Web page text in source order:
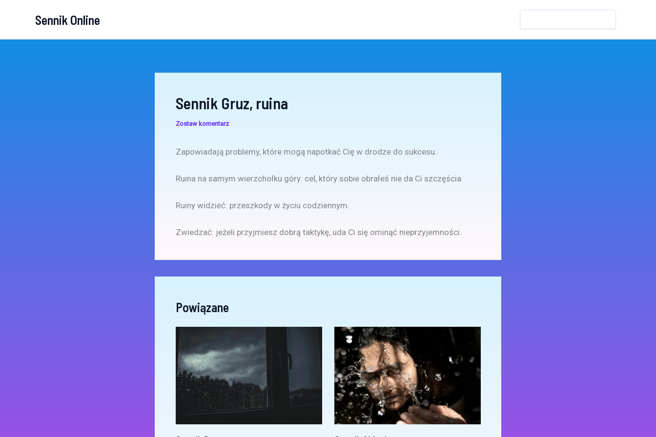
Sennik Online
Sennik Gruz, ruina
Zostaw komentarz
Zapowiadają problemy, które mogą napotkać Cię w drodze do sukcesu.
Ruina na samym wierzchołku góry: cel, który sobie obrałeś nie da Ci szczęścia.
Ruiny widzieć: przeszkody w życiu codziennym.
Zwiedzać: jeżeli przyjmiesz dobrą taktykę, uda Ci się ominąć nieprzyjemności.
Powiązane